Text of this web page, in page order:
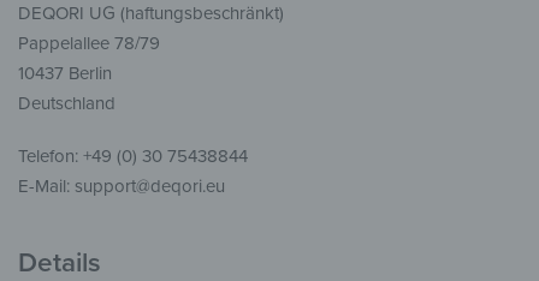
DEQORI UG (haftungsbeschränkt)
Pappelallee 78/79
10437 Berlin
Deutschland
Telefon: +49 (0) 30 75438844
E-Mail: support@deqori.eu
Details